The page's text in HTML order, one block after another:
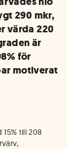
290 mkr,
värda 220
är
för
motiverat
till 208